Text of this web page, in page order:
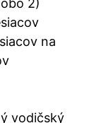
2)
na
vodičský